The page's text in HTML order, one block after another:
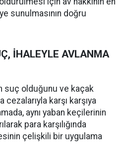
sunulmasının doğru
İHALEYLE AVLANMA
suç olduğunu ve kaçak
cezalarıyla karşı karşıya
aynı yaban keçilerinin
para karşılığında
çelişkili bir uygulama